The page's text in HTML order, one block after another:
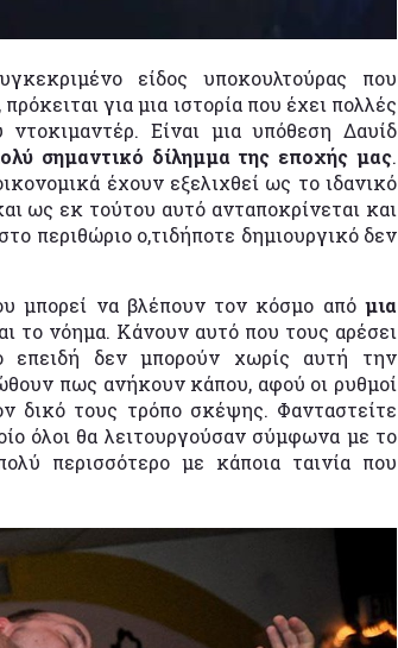
είδος υποκουλτούρας που
για μια ιστορία που έχει πολλές
Είναι μια υπόθεση Δαυίδ
σημαντικό δίλημμα της εποχής μας.
έχουν εξελιχθεί ως το ιδανικό
ως εκ τούτου αυτό ανταποκρίνεται και
περιθώριο ο,τιδήποτε δημιουργικό δεν
μπορεί να βλέπουν τον κόσμο από μια
το νόημα. Κάνουν αυτό που τους αρέσει
επειδή δεν μπορούν χωρίς αυτή την
πως ανήκουν κάπου, αφού οι ρυθμοί
δικό τους τρόπο σκέψης. Φανταστείτε
όλοι θα λειτουργούσαν σύμφωνα με το
περισσότερο με κάποια ταινία που